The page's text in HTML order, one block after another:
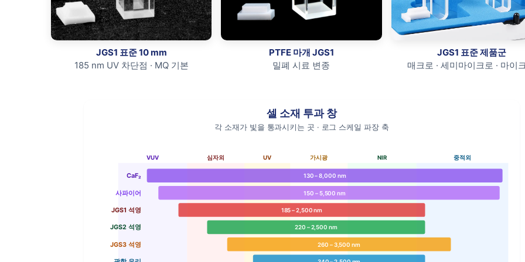
JGS1 표준 10 mm
185 nm UV 차단점 · MQ 기본
PTFE 마개 JGS1
밀폐 시료 변종
JGS1 표준 제품군
매크로 · 세미마이크로 · 마이
셀 소재 투과 창
각 소재가 빛을 통과시키는 곳 · 로그 스케일 파장 축
VUV 심자외 UV 가시광 NIR 중적외
CaF₂ 130 – 8,000 nm
사파이어 150 – 5,500 nm
JGS1 석영 185 – 2,500 nm
JGS2 석영 220 – 2,500 nm
JGS3 석영 260 – 3,500 nm